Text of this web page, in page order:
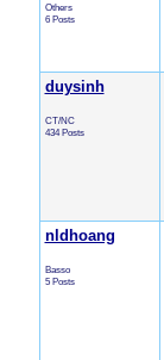
Others
6 Posts
duysinh
CT/NC
434 Posts
nldhoang
Basso
5 Posts